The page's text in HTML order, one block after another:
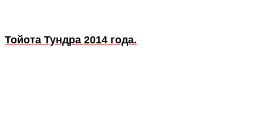
Тойота Тундра 2014 года.